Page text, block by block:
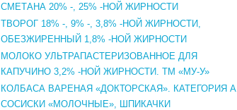
СМЕТАНА 20% -, 25% -НОЙ ЖИРНОСТИ
ТВОРОГ 18% -, 9% -, 3,8% -НОЙ ЖИРНОСТИ,
ОБЕЗЖИРЕННЫЙ 1,8% -НОЙ ЖИРНОСТИ
МОЛОКО УЛЬТРАПАСТЕРИЗОВАННОЕ ДЛЯ
КАПУЧИНО 3,2% -НОЙ ЖИРНОСТИ. ТМ «МУ-У»
КОЛБАСА ВАРЕНАЯ «ДОКТОРСКАЯ». КАТЕГОРИЯ А.
СОСИСКИ «МОЛОЧНЫЕ», ШПИКАЧКИ